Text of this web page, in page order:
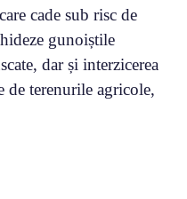
cade sub risc de
gunoiștile
dar și interzicerea
terenurile agricole,